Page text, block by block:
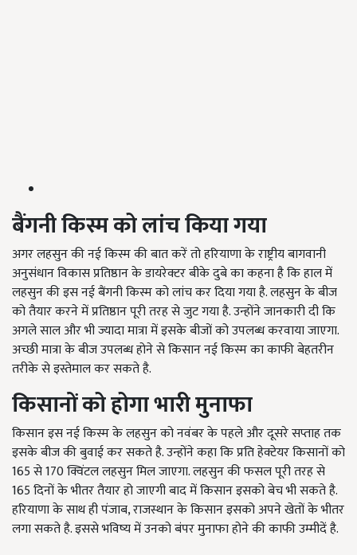
बैंगनी किस्म को लांच किया गया
अगर लहसुन की नई किस्म की बात करें तो हरियाणा के राष्ट्रीय बागवानी
अनुसंधान विकास प्रतिष्ठान के डायरेक्टर बीके दुबे का कहना है कि हाल में
लहसुन की इस नई बैंगनी किस्म को लांच कर दिया गया है. लहसुन के बीज
को तैयार करने में प्रतिष्ठान पूरी तरह से जुट गया है. उन्होंने जानकारी दी कि
अगले साल और भी ज्यादा मात्रा में इसके बीजों को उपलब्ध करवाया जाएगा.
अच्छी मात्रा के बीज उपलब्ध होने से किसान नई किस्म का काफी बेहतरीन
तरीके से इस्तेमाल कर सकते है.
किसानों को होगा भारी मुनाफा
किसान इस नई किस्म के लहसुन को नवंबर के पहले और दूसरे सप्ताह तक
इसके बीज की बुवाई कर सकते है. उन्होंने कहा कि प्रति हेक्टेयर किसानों को
165 से 170 क्विंटल लहसुन मिल जाएगा. लहसुन की फसल पूरी तरह से
165 दिनों के भीतर तैयार हो जाएगी बाद में किसान इसको बेच भी सकते है.
हरियाणा के साथ ही पंजाब, राजस्थान के किसान इसको अपने खेतों के भीतर
लगा सकते है. इससे भविष्य में उनको बंपर मुनाफा होने की काफी उम्मीदें है.